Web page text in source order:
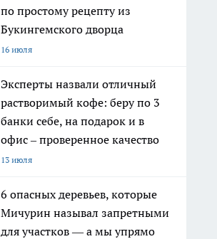
по простому рецепту из
Букингемского дворца
16 июля
Эксперты назвали отличный
растворимый кофе: беру по 3
банки себе, на подарок и в
офис – проверенное качество
13 июля
6 опасных деревьев, которые
Мичурин называл запретными
для участков — а мы упрямо